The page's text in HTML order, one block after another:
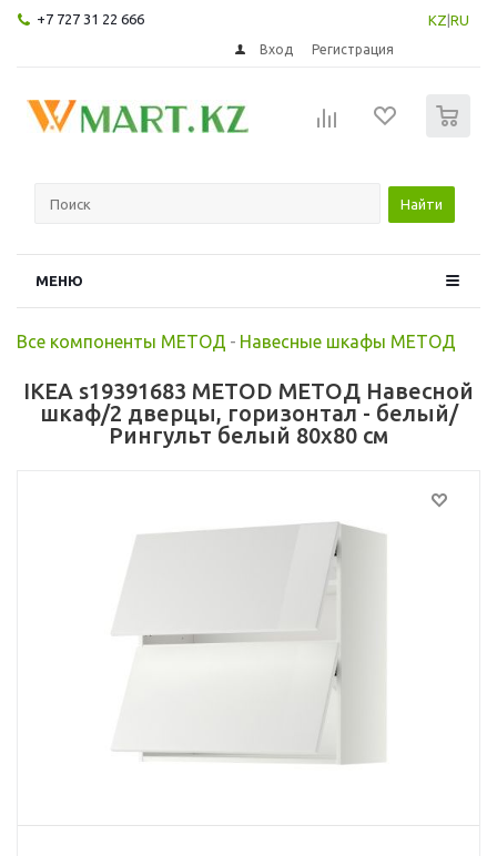
+7 727 31 22 666 KZ RU
Вход Регистрация
Найти
МЕНЮ
Все компоненты МЕТОД - Навесные шкафы МЕТОД
IKEA s19391683 METOD МЕТОД Навесной
шкаф/2 дверцы, горизонтал - белый/
Рингульт белый 80x80 см